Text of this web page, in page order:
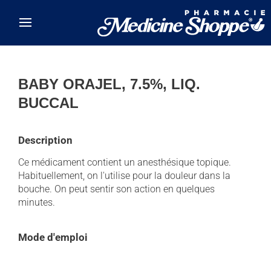
BABY ORAJEL, 7.5%, LIQ.
BUCCAL
Description
Ce médicament contient un anesthésique topique.
Habituellement, on l'utilise pour la douleur dans la
bouche. On peut sentir son action en quelques
minutes.
Mode d'emploi